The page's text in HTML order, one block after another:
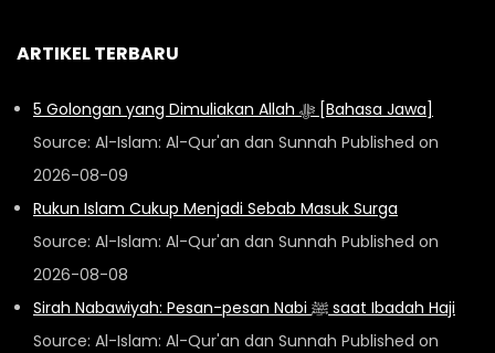
ARTIKEL TERBARU
5 Golongan yang Dimuliakan Allah ﷻ [Bahasa Jawa]
Source: Al-Islam: Al-Qur'an dan Sunnah Published on
2026-08-09
Rukun Islam Cukup Menjadi Sebab Masuk Surga
Source: Al-Islam: Al-Qur'an dan Sunnah Published on
2026-08-08
Sirah Nabawiyah: Pesan-pesan Nabi ﷺ saat Ibadah Haji
Source: Al-Islam: Al-Qur'an dan Sunnah Published on